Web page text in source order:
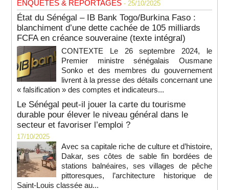
ENQUETES & REPORTAGES - 25/10/2025
État du Sénégal – IB Bank Togo/Burkina Faso :
blanchiment d’une dette cachée de 105 milliards
FCFA en créance souveraine (texte intégral)
CONTEXTE Le 26 septembre 2024, le
Premier ministre sénégalais Ousmane
Sonko et des membres du gouvernement
livrent à la presse des détails concernant une
« falsification » des comptes et indicateurs...
Le Sénégal peut-il jouer la carte du tourisme
durable pour élever le niveau général dans le
secteur et favoriser l’emploi ?
17/10/2025
Avec sa capitale riche de culture et d’histoire,
Dakar, ses côtes de sable fin bordées de
stations balnéaires, ses villages de pêche
pittoresques, l’architecture historique de
Saint-Louis classée au...